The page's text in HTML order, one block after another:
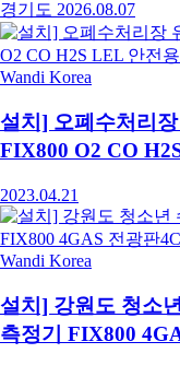
경기도 2026.08.07
Wandi Korea
설치] 오폐수처리
FIX800 O2 CO
2023.04.21
Wandi Korea
설치] 강원도 청소
측정기 FIX800